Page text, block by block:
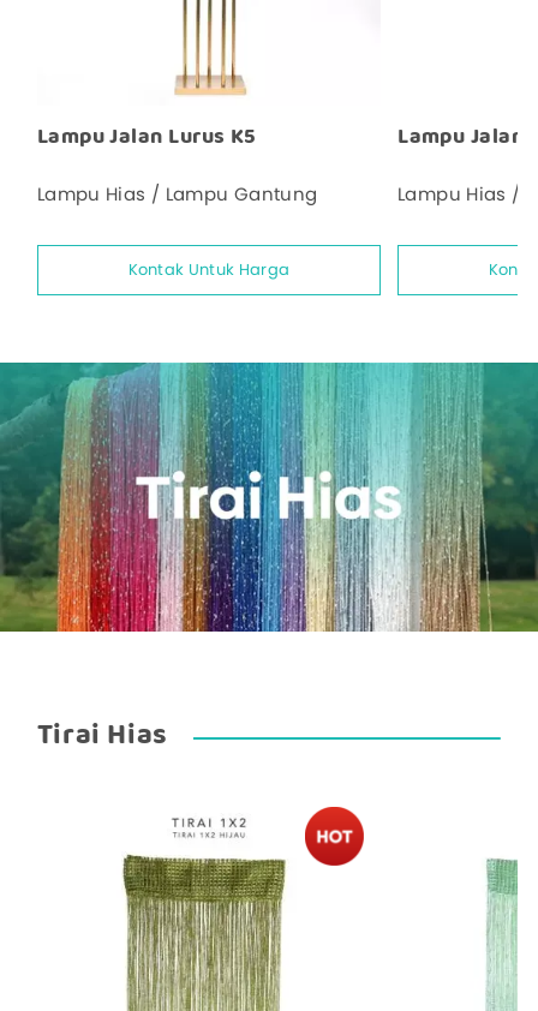
Lampu Jalan Lurus K5
Lampu Hias / Lampu Gantung
Kontak Untuk Harga
Lampu Jalan
Lampu Hias /
Tirai Hias